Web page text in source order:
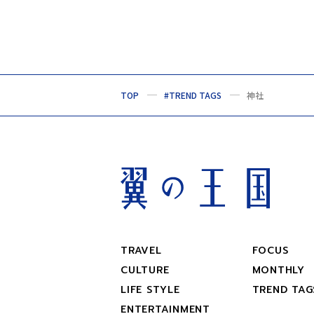
TOP #TREND TAGS 神社
TRAVEL
CULTURE
LIFE STYLE
ENTERTAINMENT
FOCUS
MONTHLY
TREND